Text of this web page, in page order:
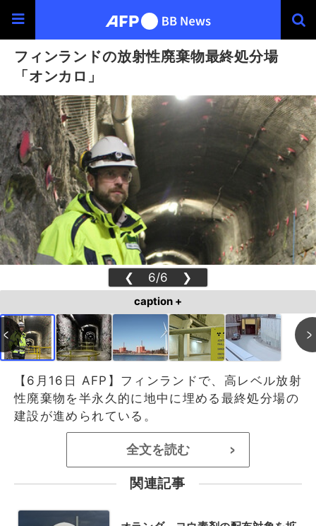
フィンランドの放射性廃棄物最終処分場
「オンカロ」
❮ 6/6 ❯
caption +
【6月16日 AFP】フィンランドで、高レベル放射
性廃棄物を半永久的に地中に埋める最終処分場の
建設が進められている。
全文を読む >
関連記事